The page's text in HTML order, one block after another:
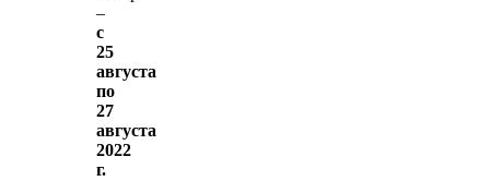
–
с
25
августа
по
27
августа
2022
г.